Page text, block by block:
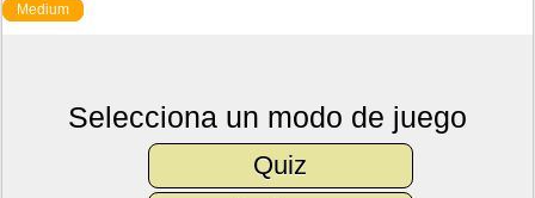
Medium
Selecciona un modo de juego
Quiz